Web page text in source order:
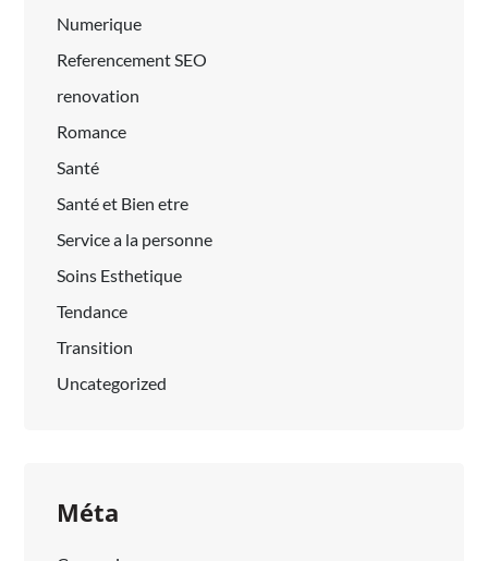
Numerique
Referencement SEO
renovation
Romance
Santé
Santé et Bien etre
Service a la personne
Soins Esthetique
Tendance
Transition
Uncategorized
Méta